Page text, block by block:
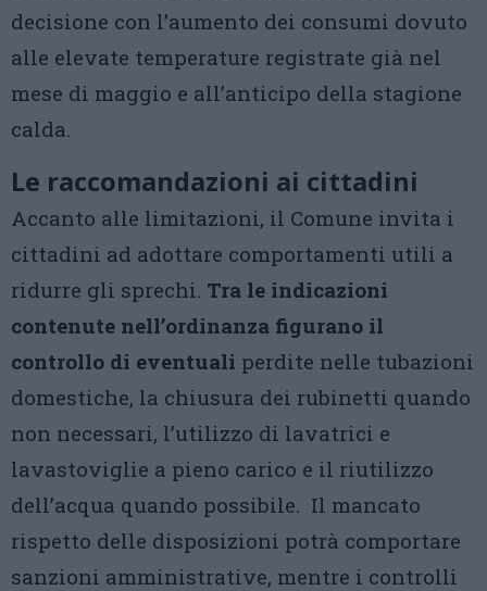
decisione con l’aumento dei consumi dovuto
alle elevate temperature registrate già nel
mese di maggio e all’anticipo della stagione
calda.
Le raccomandazioni ai cittadini
Accanto alle limitazioni, il Comune invita i
cittadini ad adottare comportamenti utili a
ridurre gli sprechi. Tra le indicazioni
contenute nell’ordinanza figurano il
controllo di eventuali perdite nelle tubazioni
domestiche, la chiusura dei rubinetti quando
non necessari, l’utilizzo di lavatrici e
lavastoviglie a pieno carico e il riutilizzo
dell’acqua quando possibile. Il mancato
rispetto delle disposizioni potrà comportare
sanzioni amministrative, mentre i controlli